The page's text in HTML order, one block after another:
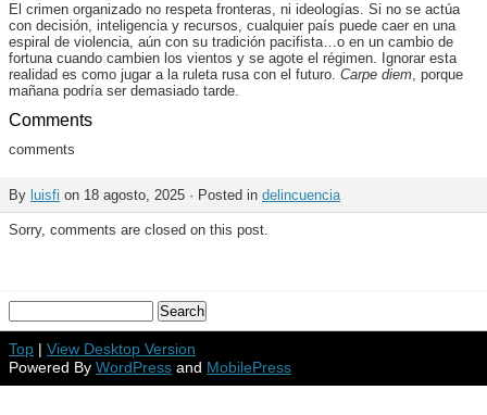
El crimen organizado no respeta fronteras, ni ideologías. Si no se actúa
con decisión, inteligencia y recursos, cualquier país puede caer en una
espiral de violencia, aún con su tradición pacifista…o en un cambio de
fortuna cuando cambien los vientos y se agote el régimen. Ignorar esta
realidad es como jugar a la ruleta rusa con el futuro. Carpe diem, porque
mañana podría ser demasiado tarde.
Comments
comments
By luisfi on 18 agosto, 2025 · Posted in delincuencia
Sorry, comments are closed on this post.
Top | View Desktop Version
Powered By WordPress and MobilePress